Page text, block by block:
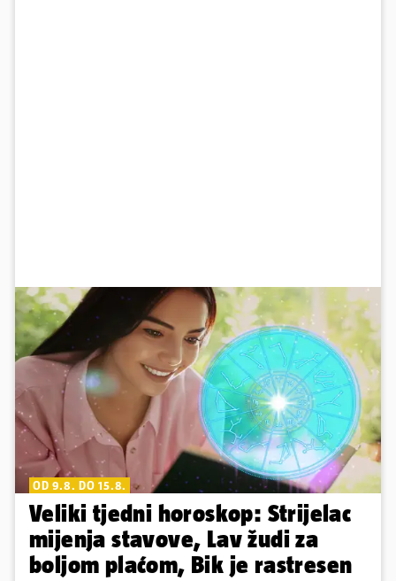
OD 9.8. DO 15.8.
Veliki tjedni horoskop: Strijelac
mijenja stavove, Lav žudi za
boljom plaćom, Bik je rastresen